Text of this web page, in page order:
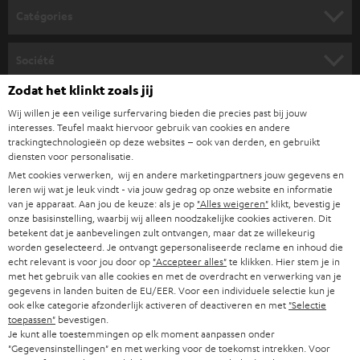
à
l
a
n
e
w
s
l
e
t
t
e
SYSTEMES COMPLETS HOME CINEMA
BARRES DE SON
STEREO
SMART HOME
BLUETOOTH
CASQUES AUDIO
CASQUES BLUETOOTH AUDIO
SYSTEMES COMPLETS
SUPPORT
CARRIÈRES
B2B
BLOG
NEWSLETTER
MAGASINS
AVANTAGES D’ACHAT
ALLEMAGNE
AUTRICHE
SUISSE
PAYS-BAS
BELGIQUE
Zodat het klinkt zoals jij
Wij willen je een veilige surfervaring bieden die precies past bij jouw
interesses. Teufel maakt hiervoor gebruik van cookies en andere
trackingtechnologieën op deze websites – ook van derden, en gebruikt
diensten voor personalisatie.
Met cookies verwerken, wij en andere marketingpartners jouw gegevens en
leren wij wat je leuk vindt - via jouw gedrag op onze website en informatie
van je apparaat. Aan jou de keuze: als je op "Alles weigeren" klikt, bevestig je
onze basisinstelling, waarbij wij alleen noodzakelijke cookies activeren. Dit
betekent dat je aanbevelingen zult ontvangen, maar dat ze willekeurig
worden geselecteerd. Je ontvangt gepersonaliseerde reclame en inhoud die
echt relevant is voor jou door op "Accepteer alles"te klikken. Hier stem je in
met het gebruik van alle cookies en met de overdracht en verwerking van je
gegevens in landen buiten de EU/EER. Voor een individuele selectie kun je
ook elke categorie afzonderlijk activeren of deactiveren en met "Selectie
toepassen" bevestigen.
Je kunt alle toestemmingen op elk moment aanpassen onder
"Gegevensinstellingen" en met werking voor de toekomst intrekken. Voor